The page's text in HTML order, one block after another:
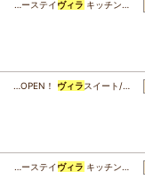
…ーステイ ヴィラ キッチン…
…OPEN！ ヴィラスイート/…
…ーステイ ヴィラ キッチン…